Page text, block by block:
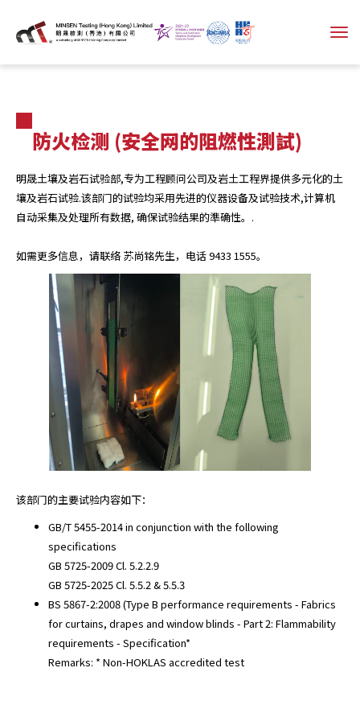
防火检测 (安全网的阻燃性測試)
明晟土壤及岩石试验部,专为工程顾问公司及岩土工程界提供多元化的土
壤及岩石试验.该部门的试验均采用先进的仪器设备及试验技术,计算机
自动采集及处理所有数据, 确保试验结果的準确性。.
如需更多信息，请联络 苏尚铭先生，电话 9433 1555。
该部门的主要试验内容如下：
GB/T 5455-2014 in conjunction with the following
specifications
GB 5725-2009 Cl. 5.2.2.9
GB 5725-2025 Cl. 5.5.2 & 5.5.3
BS 5867-2:2008 (Type B performance requirements - Fabrics
for curtains, drapes and window blinds - Part 2: Flammability
requirements - Specification*
Remarks: * Non-HOKLAS accredited test